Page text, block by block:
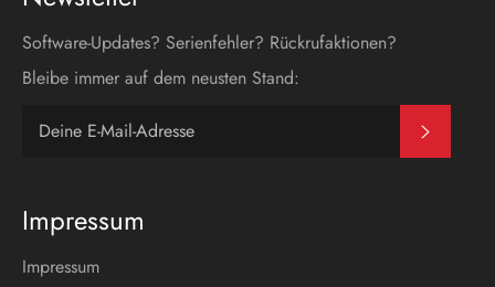
Software-Updates? Serienfehler? Rückrufaktionen?
Bleibe immer auf dem neusten Stand:
Impressum
Impressum